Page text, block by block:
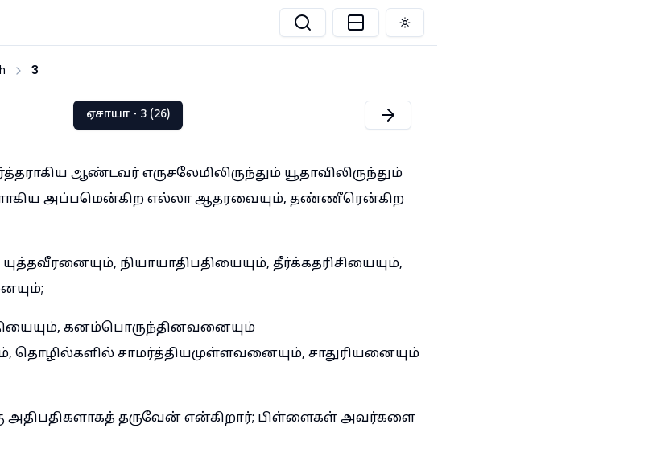
Toggle theme
3
ஏசாயா - 3 (26)
ஆண்டவர் எருசலேமிலிருந்தும் யூதாவிலிருந்தும்
அப்பமென்கிற எல்லா ஆதரவையும், தண்ணீரென்கிற
நியாயாதிபதியையும், தீர்க்கதரிசியையும்,
கனம்பொருந்தினவனையும்
சாமர்த்தியமுள்ளவனையும், சாதுரியனையும்
அதிபதிகளாகத் தருவேன் என்கிறார்; பிள்ளைகள் அவர்களை